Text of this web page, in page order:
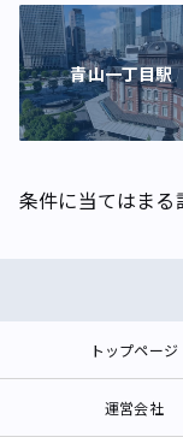
青山一丁目駅
条件に当てはまる
トップページ
運営会社